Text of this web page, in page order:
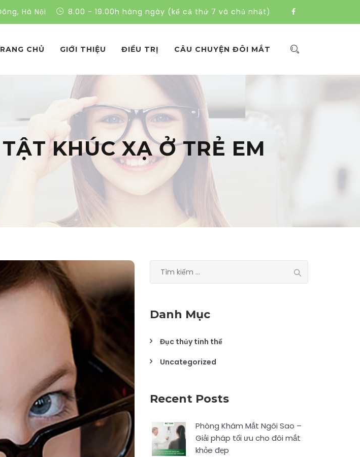
Hà Nội 8.00 - 19.00h hàng ngày (kể cả thứ 7 và chủ nhật)
CHỦ GIỚI THIỆU ĐIỀU TRỊ CÂU CHUYỆN ĐÔI MẮT
KHÚC XẠ Ở TRẺ EM
Danh Mục
Đục thủy tinh thể
Uncategorized
Recent Posts
Phòng Khám Mắt Ngôi Sao –
Giải pháp tối ưu cho đôi mắt
khỏe đẹp